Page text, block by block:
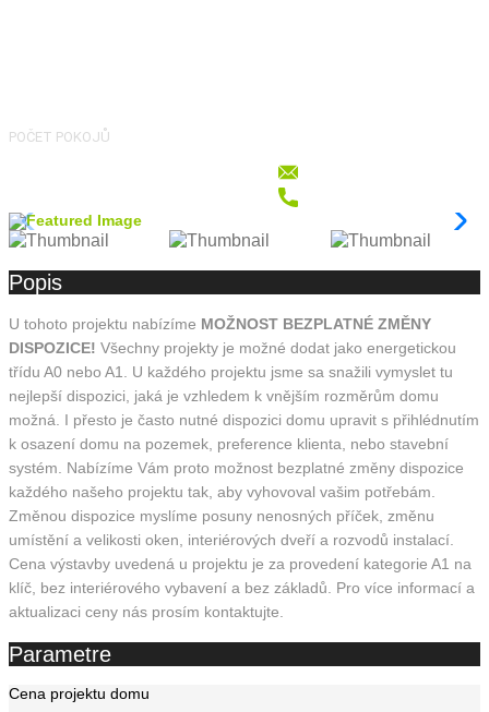
POČET POKOJŮ
Popis
U tohoto projektu nabízíme MOŽNOST BEZPLATNÉ ZMĚNY
DISPOZICE! Všechny projekty je možné dodat jako energetickou
třídu A0 nebo A1. U každého projektu jsme sa snažili vymyslet tu
nejlepší dispozici, jaká je vzhledem k vnějším rozměrům domu
možná. I přesto je často nutné dispozici domu upravit s přihlédnutím
k osazení domu na pozemek, preference klienta, nebo stavební
systém. Nabízíme Vám proto možnost bezplatné změny dispozice
každého našeho projektu tak, aby vyhovoval vašim potřebám.
Změnou dispozice myslíme posuny nenosných příček, změnu
umístění a velikosti oken, interiérových dveří a rozvodů instalací.
Cena výstavby uvedená u projektu je za provedení kategorie A1 na
klíč, bez interiérového vybavení a bez základů. Pro více informací a
aktualizaci ceny nás prosím kontaktujte.
Parametre
Cena projektu domu